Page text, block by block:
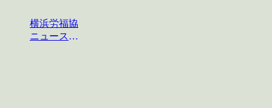
横浜労福協
ニュース